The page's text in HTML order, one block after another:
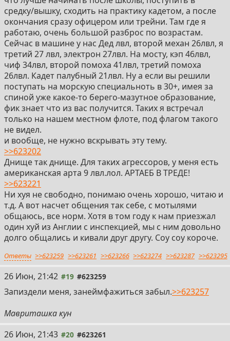
средку/вышку, сходить на практику кадетом, а после
окончания сразу офицером или трейни. Там где я
работаю, очень большой разброс по возрастам.
Сейчас в машине у нас Дед лвл, второй механ 26лвл, я
третий 27 лвл, электрон 27лвл. На мосту, кэп 46лвл,
чиф 34лвл, второй помоха 41лвл, третий помоха
26лвл. Кадет палубный 21лвл. Ну а если вы решили
поступать на морскую специальноть в 30+, имея за
спиной уже какое-то берего-мазутное образование,
фик знает что из вас получится. Таких я встречал
только на нашем местном флоте, под флагом такого
не видел.
и вообще, не нужно вскрывать эту тему.
>>623202
Днище так днище. Для таких агрессоров, у меня есть
американская арта 9 лвл.лол. АРТАЕБ В ТРЕДЕ!
>>623221
Ни хуя не свободно, понимаю очень хорошо, читаю и
т.д. А вот насчет общения так себе, с мотылями
общаюсь, все норм. Хотя в том году к нам приезжал
один хуй из Англии с инспекцией, мы с ним довольно
долго общались и кивали друг другу. Соу соу короче.
Ответы >>623259 >>623261 >>623266 >>623274 >>623287 >>623295
26 Июн, 21:42 #19 #623259
Запиздели меня, занеймфажиться забыл.>>623257
Мавриташка кун
26 Июн, 21:43 #20 #623261